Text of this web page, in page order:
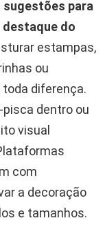
sugestões para
do
estampas,
ou
diferença.
pisca dentro ou
visual
com
a decoração
e tamanhos.